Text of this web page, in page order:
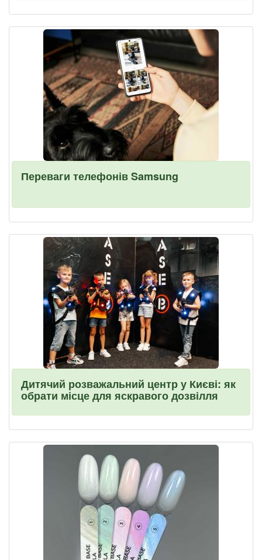
Переваги телефонів Samsung
Дитячий розважальний центр у Києві: як
обрати місце для яскравого дозвілля